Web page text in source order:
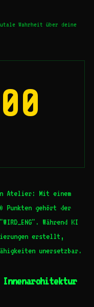
Wahrheit über deine
Atelier: Mit einem
Punkten gehört der
Während KI
erstellt,
unersetzbar.